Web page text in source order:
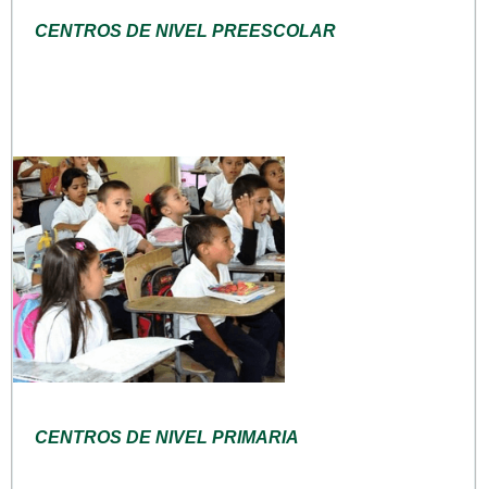
CENTROS DE NIVEL PREESCOLAR
CENTROS DE NIVEL PRIMARIA